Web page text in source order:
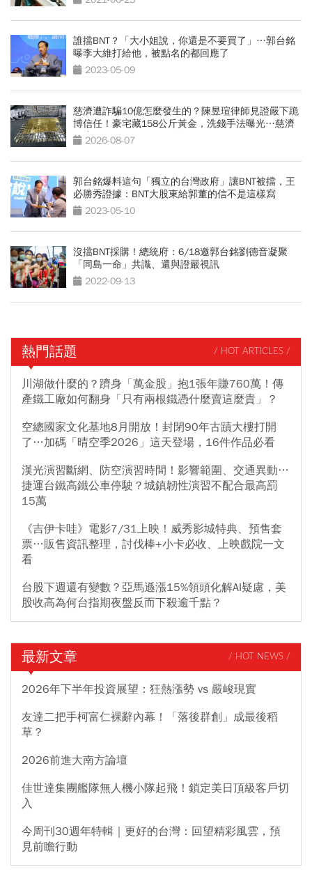
誰擋BNT？「大小姐說，你還是不要買了」…郭台銘
曝李大維打給他，被點名的都回應了
2023-05-09
慈濟遭詐騙10億怎麼發生的？陳昱瑄律師見證嚴下跪
博信任！豪宅藏158公斤黃金，洗錢手法曝光…慈濟
回應了
2026-08-07
郭台銘爆料這句「獨立的台灣政府」讓BNT被擋，王
必勝秀證據：BNT大股東給郭董的信不是這樣寫
2023-05-10
沒擋BNT採購！總統府：6/18邀郭台銘劉德音凝聚
「同島一命」共識、還與證嚴視訊
2022-09-13
熱門話題 / HOT ARTICLES /
川湖做什麼的？躋身「萬金股」抱1張年賺760萬！傳
產鐵工廠如何翻身「只有兩根鐵憑什麼賣這麼貴」？
空總國家文化基地8月開放！封閉90年古蹟大樓打開
了…加碼「晴空季2026」這天登場，16件作品必看
漢光演習斷網、防空演習時間！影響範圍、交通異動…
捷運台鐵高鐵公車停駛？城鎮韌性演習不配合最高罰
15萬
《吉伊卡哇》電影7/31上映！威秀影城特典、預售套
票…販售資訊整理，討伐棒+小卡必收、上映戲院一文
看
台股下週還有變數？亞馬遜漲15%領頭化解AI疑慮，美
股收高為何台指期夜盤反而下殺逾千點？
最新文章 / HOT NEWS /
2026年下半年投資展望：狂熱漲勢 vs 嚴峻現實
友達二把手柯富仁裸辭內幕！「落後群創」成最後稻
草？
2026前進大南方論壇
佳世達集團艦隊無人機小隊起飛！鎖定美日頂級客戶切
入
今周刊30週年特輯｜更好的台灣：回望精彩風雲，預
見前瞻行動